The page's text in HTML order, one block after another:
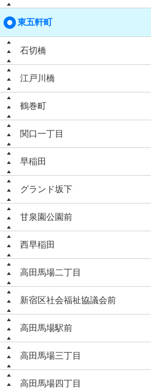
東五軒町
石切橋
江戸川橋
鶴巻町
関口一丁目
早稲田
グランド坂下
甘泉園公園前
西早稲田
高田馬場二丁目
新宿区社会福祉協議会前
高田馬場駅前
高田馬場三丁目
高田馬場四丁目